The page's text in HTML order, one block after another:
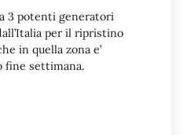
3 potenti generatori
per il ripristino
in quella zona e’
fine settimana.